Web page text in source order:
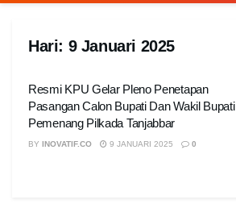
Hari: 9 Januari 2025
Resmi KPU Gelar Pleno Penetapan
Pasangan Calon Bupati Dan Wakil Bupati
Pemenang Pilkada Tanjabbar
BY INOVATIF.CO 9 JANUARI 2025 0